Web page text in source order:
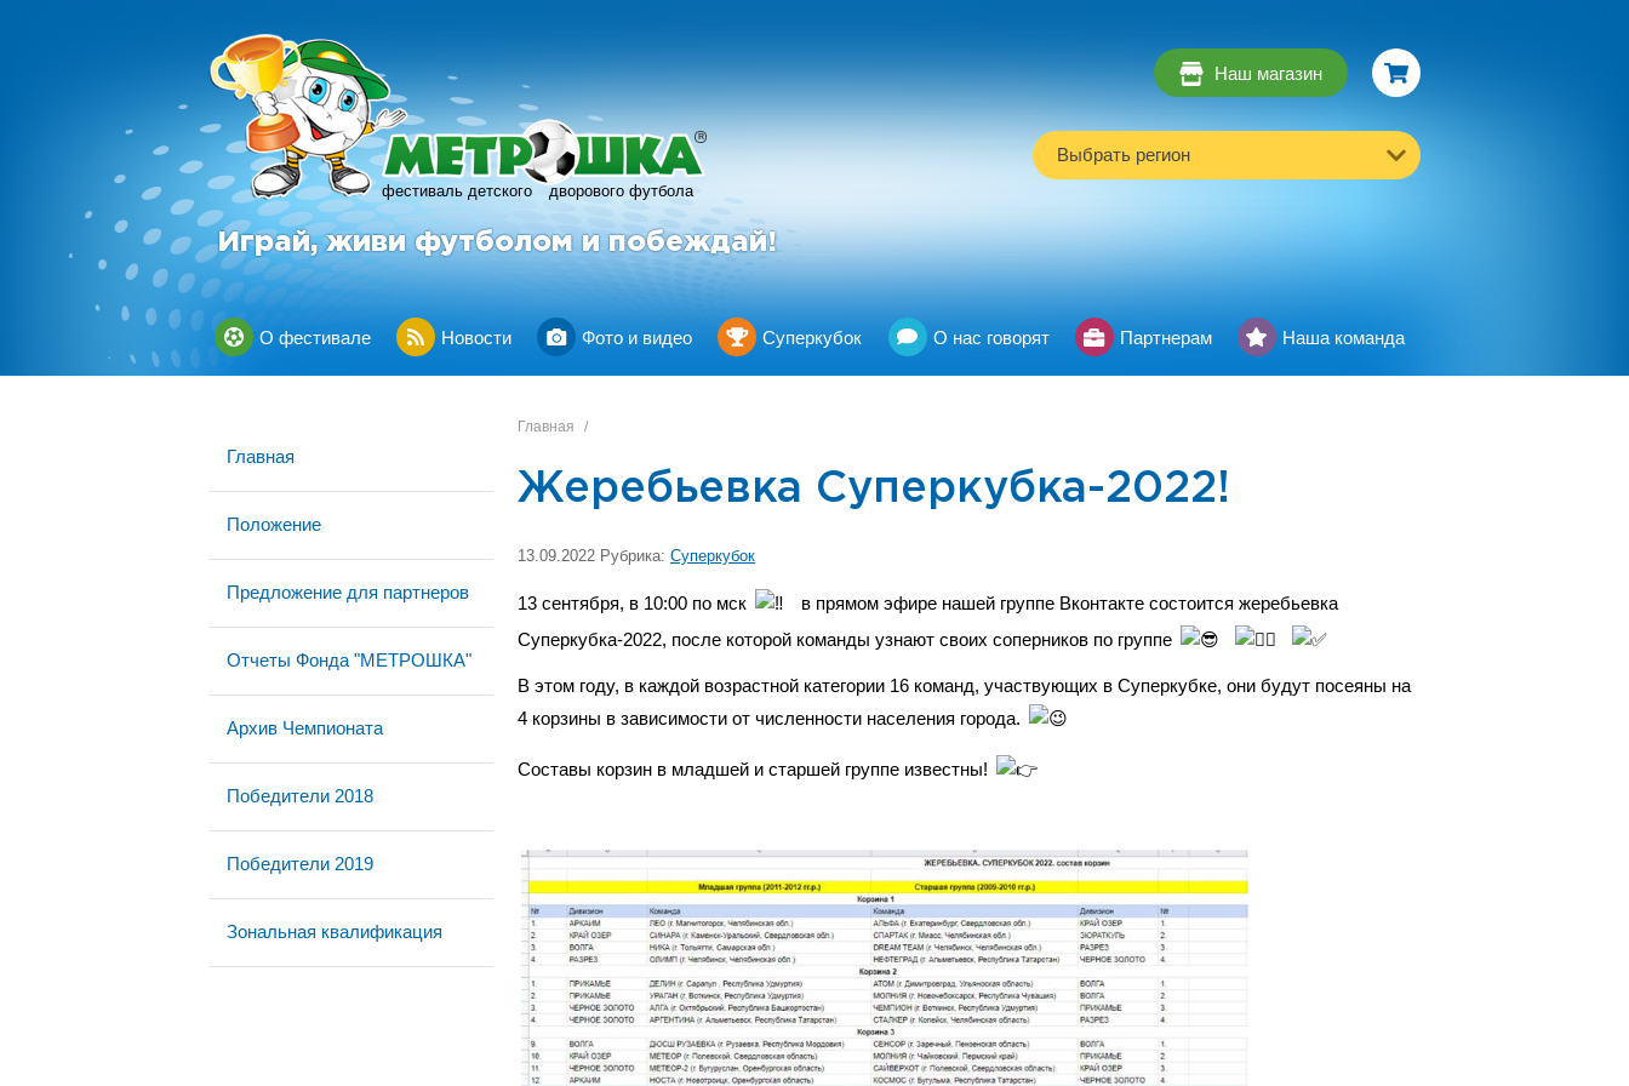
фестиваль детского дворового футбола
R
Играй, живи футболом и побеждай!
Наш магазин
Выбрать регион
О фестивале Новости Фото и видео Суперкубок О нас говорят Партнерам Наша команда
Главная
Положение
Предложение для партнеров
Отчеты Фонда "МЕТРОШКА"
Архив Чемпионата
Победители 2018
Победители 2019
Зональная квалификация
Главная /
Жеребьевка Суперкубка-2022!
13.09.2022 Рубрика: Суперкубок
13 сентября, в 10:00 по мск
в прямом эфире нашей группе Вконтакте состоится жеребьевка
Суперкубка-2022, после которой команды узнают своих соперников по группе
В этом году, в каждой возрастной категории 16 команд, участвующих в Суперкубке, они будут посеяны на
4 корзины в зависимости от численности населения города.
Составы корзин в младшей и старшей группе известны!